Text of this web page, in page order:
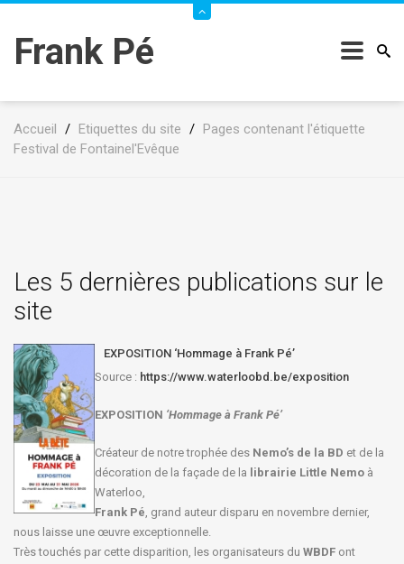
Frank Pé
Accueil / Etiquettes du site / Pages contenant l'étiquette
Festival de Fontainel'Evêque
Les 5 dernières publications sur le
site
EXPOSITION ‘Hommage à Frank Pé’
Source : https://www.waterloobd.be/exposition
EXPOSITION ‘Hommage à Frank Pé’
Créateur de notre trophée des Nemo’s de la BD et de la
décoration de la façade de la librairie Little Nemo à
Waterloo,
Frank Pé, grand auteur disparu en novembre dernier,
nous laisse une œuvre exceptionnelle.
Très touchés par cette disparition, les organisateurs du WBDF ont